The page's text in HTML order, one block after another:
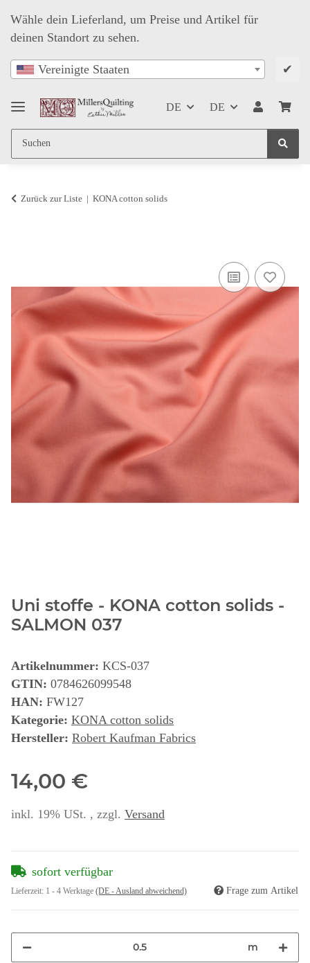
Wähle dein Lieferland, um Preise und Artikel für
deinen Standort zu sehen.
Vereinigte Staaten ✔
DE DE
Zurück zur Liste KONA cotton solids
Uni stoffe - KONA cotton solids -
SALMON 037
Artikelnummer: KCS-037
GTIN: 0784626099548
HAN: FW127
Kategorie: KONA cotton solids
Hersteller: Robert Kaufman Fabrics
14,00 €
inkl. 19% USt. , zzgl. Versand
sofort verfügbar
Lieferzeit: 1 - 4 Werktage (DE - Ausland abweichend) Frage zum Artikel
m